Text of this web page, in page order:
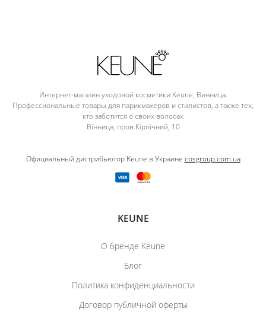
Интернет-магазин уходовой косметики Keune, Винница.
Профессиональные товары для парикмахеров и стилистов, а также тех,
кто заботится о своих волосах
Вінниця, пров.Кірпічний, 10
Официальный дистрибьютор Keune в Украине cosgroup.com.ua
KEUNE
О бренде Keune
Блог
Политика конфиденциальности
Договор публичной оферты